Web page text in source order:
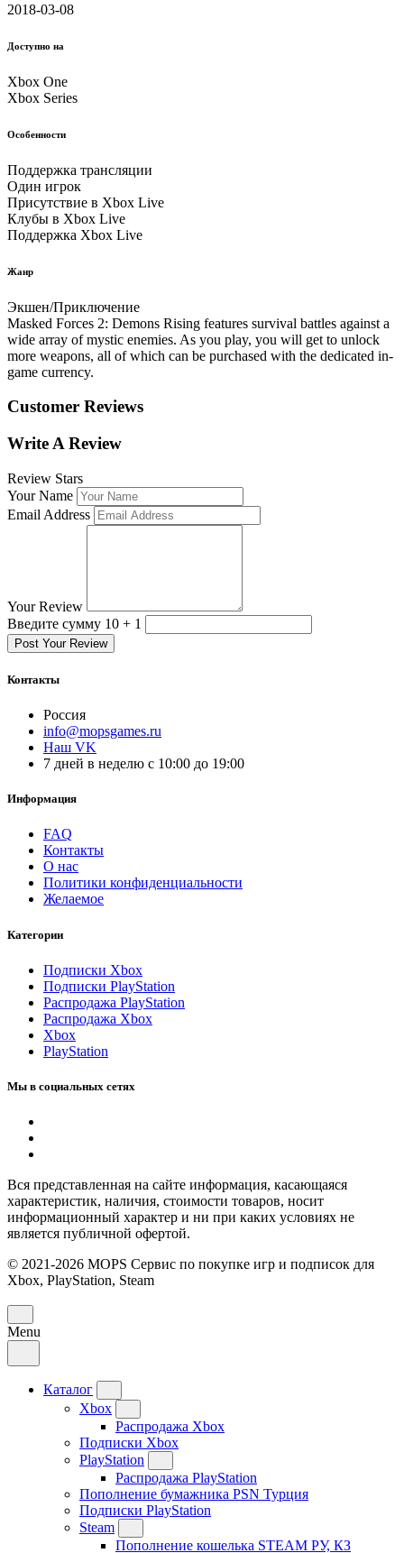
2018-03-08
Доступно на
Xbox One
Xbox Series
Особенности
Поддержка трансляции
Один игрок
Присутствие в Xbox Live
Клубы в Xbox Live
Поддержка Xbox Live
Жанр
Экшен/Приключение
Masked Forces 2: Demons Rising features survival battles against a
wide array of mystic enemies. As you play, you will get to unlock
more weapons, all of which can be purchased with the dedicated in-
game currency.
Customer Reviews
Write A Review
Review Stars
Your Name
Email Address
Your Review
Введите сумму 10 + 1
Post Your Review
Контакты
Россия
info@mopsgames.ru
Наш VK
7 дней в неделю с 10:00 до 19:00
Информация
FAQ
Контакты
О нас
Политики конфиденциальности
Желаемое
Категории
Подписки Xbox
Подписки PlayStation
Распродажа PlayStation
Распродажа Xbox
Xbox
PlayStation
Мы в социальных сетях
Вся представленная на сайте информация, касающаяся
характеристик, наличия, стоимости товаров, носит
информационный характер и ни при каких условиях не
является публичной офертой.
© 2021-2026 MOPS Сервис по покупке игр и подписок для
Xbox, PlayStation, Steam
Menu
Каталог
Xbox
Распродажа Xbox
Подписки Xbox
PlayStation
Распродажа PlayStation
Пополнение бумажника PSN Турция
Подписки PlayStation
Steam
Пополнение кошелька STEAM РУ, КЗ